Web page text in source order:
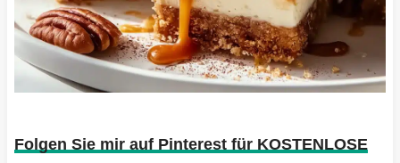
Folgen Sie mir auf Pinterest für KOSTENLOSE